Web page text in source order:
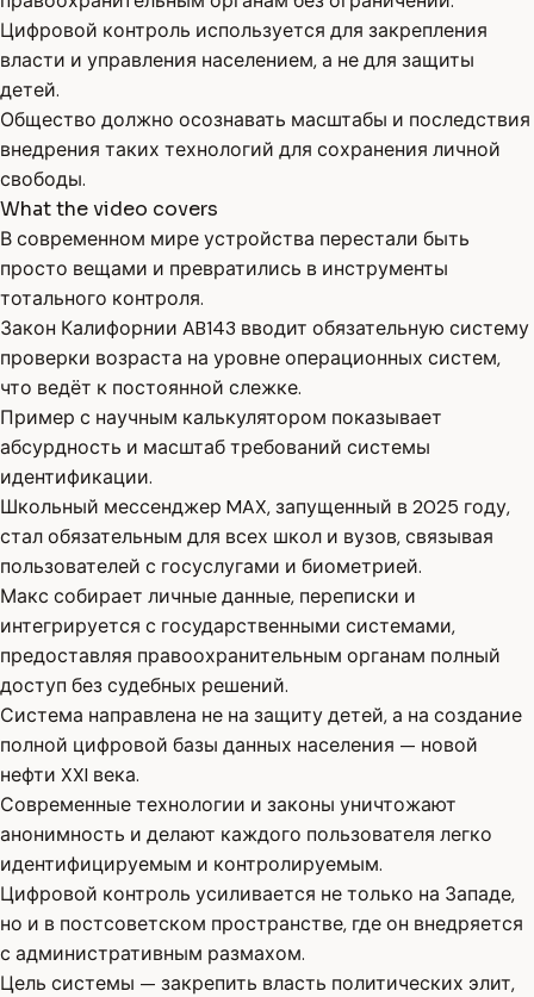
Цифровой контроль используется для закрепления
власти и управления населением, а не для защиты
детей.
Общество должно осознавать масштабы и последствия
внедрения таких технологий для сохранения личной
свободы.
What the video covers
В современном мире устройства перестали быть
просто вещами и превратились в инструменты
тотального контроля.
Закон Калифорнии AB143 вводит обязательную систему
проверки возраста на уровне операционных систем,
что ведёт к постоянной слежке.
Пример с научным калькулятором показывает
абсурдность и масштаб требований системы
идентификации.
Школьный мессенджер MAX, запущенный в 2025 году,
стал обязательным для всех школ и вузов, связывая
пользователей с госуслугами и биометрией.
Макс собирает личные данные, переписки и
интегрируется с государственными системами,
предоставляя правоохранительным органам полный
доступ без судебных решений.
Система направлена не на защиту детей, а на создание
полной цифровой базы данных населения — новой
нефти XXI века.
Современные технологии и законы уничтожают
анонимность и делают каждого пользователя легко
идентифицируемым и контролируемым.
Цифровой контроль усиливается не только на Западе,
но и в постсоветском пространстве, где он внедряется
с административным размахом.
Цель системы — закрепить власть политических элит,